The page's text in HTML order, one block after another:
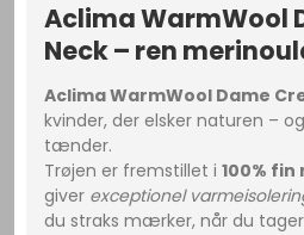
Aclima WarmWool
Neck – ren
Aclima WarmWool Dame
kvinder, der elsker naturen –
tænder.
Trøjen er fremstillet i100%
giver exceptionel
du straks mærker, når du